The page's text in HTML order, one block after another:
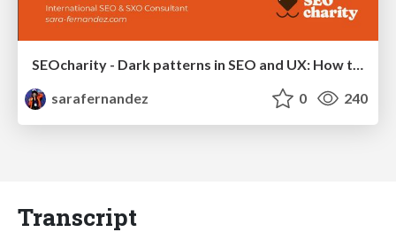
SEOcharity - Dark patterns in SEO and UX: How to avoid them and build a more ethical web
sarafernandez
0 240
Transcript